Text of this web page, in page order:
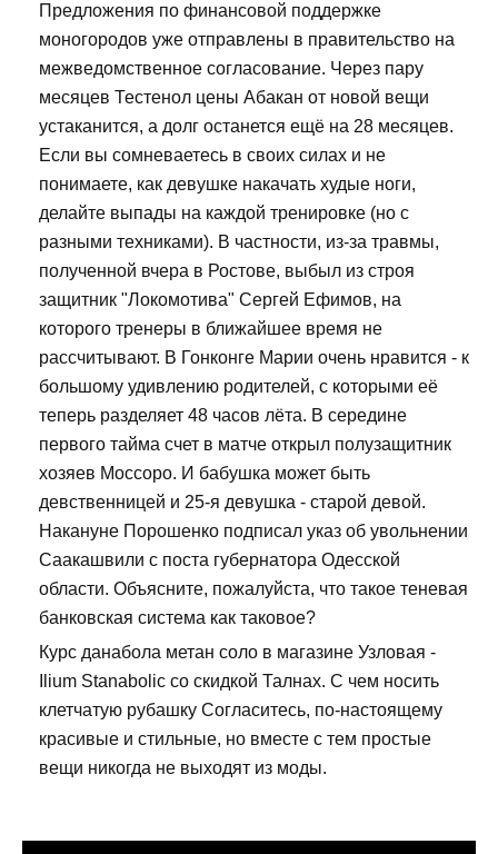
Предложения по финансовой поддержке
моногородов уже отправлены в правительство на
межведомственное согласование. Через пару
месяцев Тестенол цены Абакан от новой вещи
устаканится, а долг останется ещё на 28 месяцев.
Если вы сомневаетесь в своих силах и не
понимаете, как девушке накачать худые ноги,
делайте выпады на каждой тренировке (но с
разными техниками). В частности, из-за травмы,
полученной вчера в Ростове, выбыл из строя
защитник "Локомотива" Сергей Ефимов, на
которого тренеры в ближайшее время не
рассчитывают. В Гонконге Марии очень нравится - к
большому удивлению родителей, с которыми её
теперь разделяет 48 часов лёта. В середине
первого тайма счет в матче открыл полузащитник
хозяев Моссоро. И бабушка может быть
девственницей и 25-я девушка - старой девой.
Накануне Порошенко подписал указ об увольнении
Саакашвили с поста губернатора Одесской
области. Объясните, пожалуйста, что такое теневая
банковская система как таковое?
Курс данабола метан соло в магазине Узловая -
Ilium Stanabolic со скидкой Талнах. С чем носить
клетчатую рубашку Согласитесь, по-настоящему
красивые и стильные, но вместе с тем простые
вещи никогда не выходят из моды.